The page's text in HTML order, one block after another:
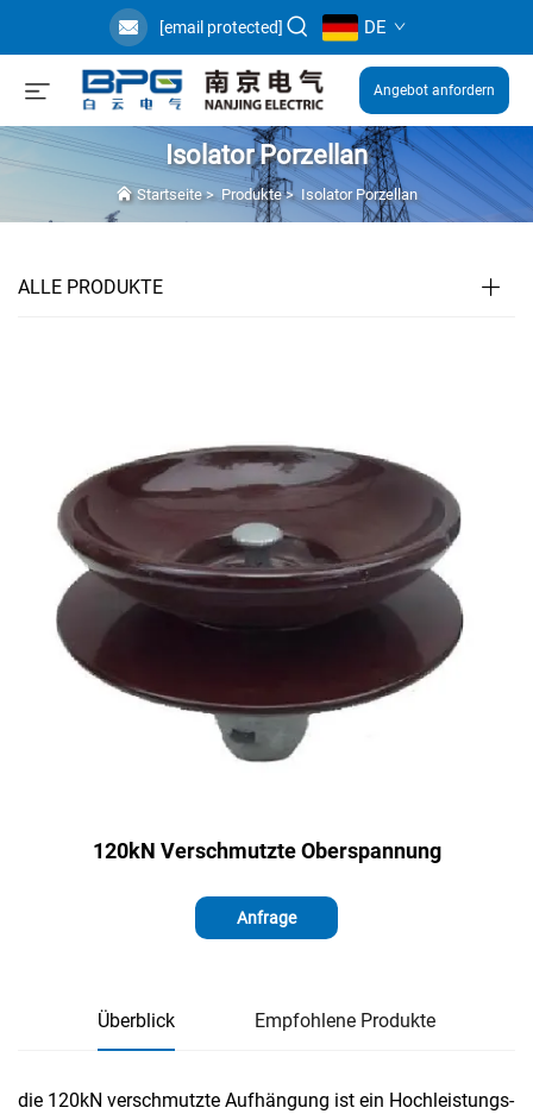
[email protected] DE
Angebot anfordern
Isolator Porzellan
Startseite> Produkte> Isolator Porzellan
ALLE PRODUKTE
120kN Verschmutzte Oberspannung
Anfrage
Überblick Empfohlene Produkte
die 120kN verschmutzte Aufhängung ist ein Hochleistungs-